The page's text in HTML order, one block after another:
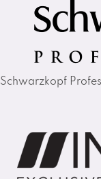
Schwarzkopf